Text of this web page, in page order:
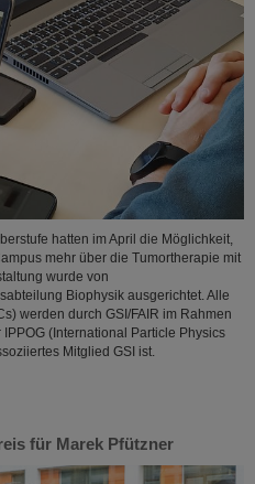
hatten im April die Möglichkeit,
mehr über die Tumortherapie mit
wurde von
Biophysik ausgerichtet. Alle
werden durch GSI/FAIR im Rahmen
(International Particle Physics
Mitglied GSI ist.
für Marek Pfützner